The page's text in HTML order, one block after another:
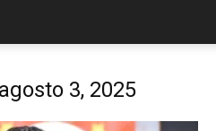
3, 2025